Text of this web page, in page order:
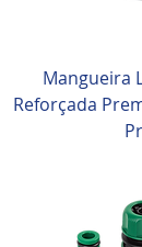
Mangueira
Reforçada